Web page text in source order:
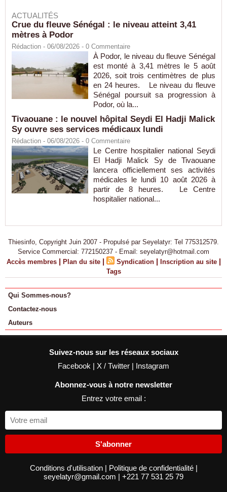
ACTUALITÉS
Crue du fleuve Sénégal : le niveau atteint 3,41
mètres à Podor
Rédaction - 06/08/2026 - 0 Commentaire
À Podor, le niveau du fleuve Sénégal
est monté à 3,41 mètres le 5 août
2026, soit trois centimètres de plus
en 24 heures. Le niveau du fleuve
Sénégal poursuit sa progression à
Podor, où la...
Tivaouane : le nouvel hôpital Seydi El Hadji Malick
Sy ouvre ses services médicaux lundi
Rédaction - 06/08/2026 - 0 Commentaire
Le Centre hospitalier national Seydi
El Hadji Malick Sy de Tivaouane
lancera officiellement ses activités
médicales le lundi 10 août 2026 à
partir de 8 heures. Le Centre
hospitalier national...
Thiesinfo, Copyright Juin 2007 - Propulsé par Seyelatyr: Tel 775312579.
Service Commercial: 772150237 - Email: seyelatyr@hotmail.com
Accès membres | Plan du site | Syndication | Inscription au site |
Tags
Qui Sommes-nous?
Contactez-nous
Auteurs
Suivez-nous sur les réseaux sociaux
Facebook | X / Twitter | Instagram
Abonnez-vous à notre newsletter
Entrez votre email :
S'abonner
Conditions d'utilisation | Politique de confidentialité |
seyelatyr@gmail.com | +221 77 531 25 79